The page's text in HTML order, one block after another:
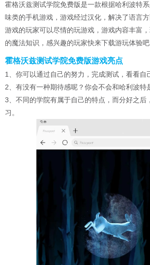
霍格沃兹测试学院免费版是一款根据哈利波特
味类的手机游戏，游戏经过汉化，解决了语言
游戏的玩家可以尽情的玩游戏，游戏内容丰富
的魔法知识，感兴趣的玩家快来下载游玩体验吧
霍格沃兹测试学院免费版游戏亮点
1、你可以通过自己的努力，完成测试，看看自
2、有没有一种期待感呢？你会不会和哈利波特
3、不同的学院有属于自己的特点，而分好之后
习。